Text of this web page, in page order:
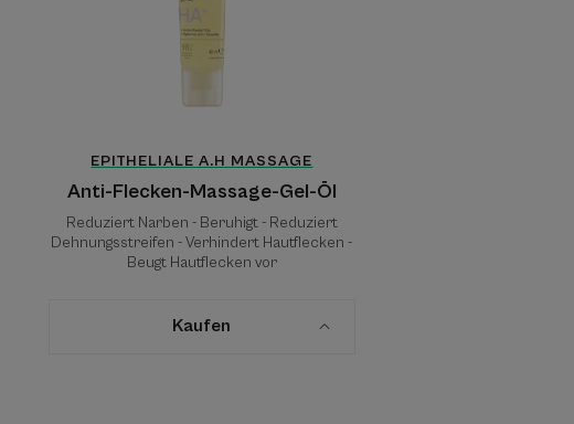
EPITHELIALE A.H MASSAGE
Anti-Flecken-Massage-Gel-Öl
Reduziert Narben - Beruhigt - Reduziert
Dehnungsstreifen - Verhindert Hautflecken -
Beugt Hautflecken vor
Kaufen